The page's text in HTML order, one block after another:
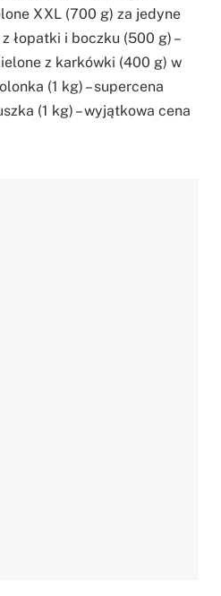
XXL (700 g) za jedyne
łopatki i boczku (500 g) –
z karkówki (400 g) w
(1 kg) – supercena
(1 kg) – wyjątkowa cena